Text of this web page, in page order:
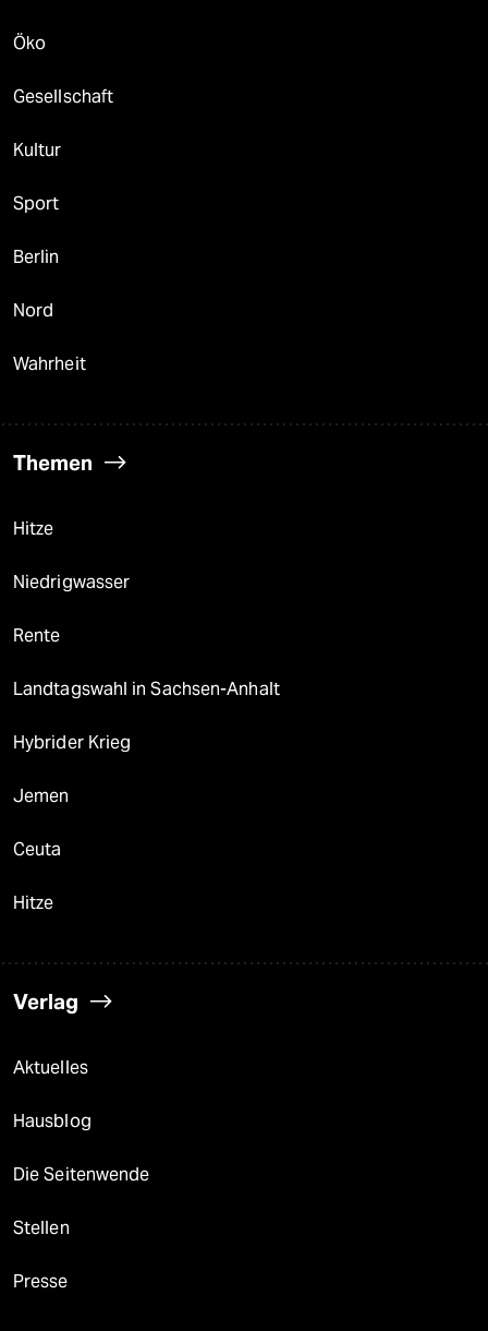
Öko
Gesellschaft
Kultur
Sport
Berlin
Nord
Wahrheit
Themen
Hitze
Niedrigwasser
Rente
Landtagswahl in Sachsen-Anhalt
Hybrider Krieg
Jemen
Ceuta
Hitze
Verlag
Aktuelles
Hausblog
Die Seitenwende
Stellen
Presse